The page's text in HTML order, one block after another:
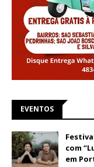
EVENTOS
com
em